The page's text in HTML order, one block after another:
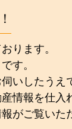
ります。
す。
いしたうえ
情報を仕入
がご覧いた